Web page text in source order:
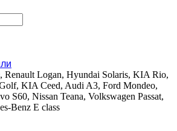
Logan, Hyundai Solaris, KIA Rio,
KIA Ceed, Audi A3, Ford Mondeo,
S60, Nissan Teana, Volkswagen Passat,
Benz E class